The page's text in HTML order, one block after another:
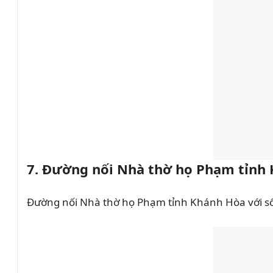
7. Đường nối Nhà thờ họ Phạm tỉnh
Đường nối Nhà thờ họ Phạm tỉnh Khánh Hòa với